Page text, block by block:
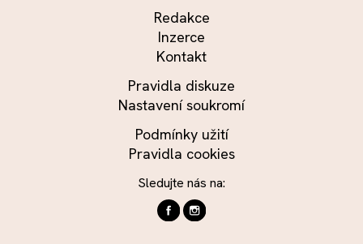
Redakce
Inzerce
Kontakt
Pravidla diskuze
Nastavení soukromí
Podmínky užití
Pravidla cookies
Sledujte nás na: